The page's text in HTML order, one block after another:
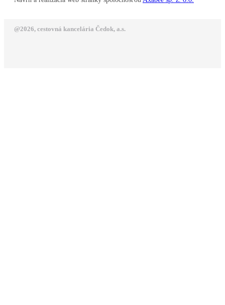
@2026, cestovná kancelária Čedok, a.s.